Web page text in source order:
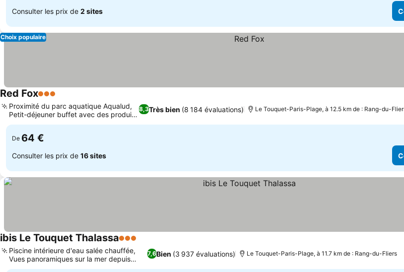
Consulter les prix de 2 sites
Choix populaire
Red Fox3 Étoiles
8,3Très bien (8 184 évaluations)
Proximité du parc aquatique Aqualud,
Petit-déjeuner buffet avec des produits
frais
Le Touquet-Paris-Plage, à 12.5 km de : Rang-du-
De 64 €
Consulter les prix de 16 sites
ibis Le Touquet Thalassa3 Étoiles
7,6Bien (3 937 évaluations)
Piscine intérieure d'eau salée chauffée,
Vues panoramiques sur la mer depuis
partout
Le Touquet-Paris-Plage, à 11.7 km de : Rang-du-Fliers